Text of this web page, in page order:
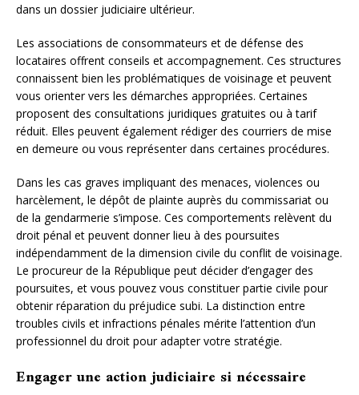
dans un dossier judiciaire ultérieur.
Les associations de consommateurs et de défense des
locataires offrent conseils et accompagnement. Ces structures
connaissent bien les problématiques de voisinage et peuvent
vous orienter vers les démarches appropriées. Certaines
proposent des consultations juridiques gratuites ou à tarif
réduit. Elles peuvent également rédiger des courriers de mise
en demeure ou vous représenter dans certaines procédures.
Dans les cas graves impliquant des menaces, violences ou
harcèlement, le dépôt de plainte auprès du commissariat ou
de la gendarmerie s’impose. Ces comportements relèvent du
droit pénal et peuvent donner lieu à des poursuites
indépendamment de la dimension civile du conflit de voisinage.
Le procureur de la République peut décider d’engager des
poursuites, et vous pouvez vous constituer partie civile pour
obtenir réparation du préjudice subi. La distinction entre
troubles civils et infractions pénales mérite l’attention d’un
professionnel du droit pour adapter votre stratégie.
Engager une action judiciaire si nécessaire